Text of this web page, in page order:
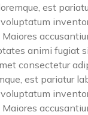
est
animi fugiat
consectetur
est pariatur